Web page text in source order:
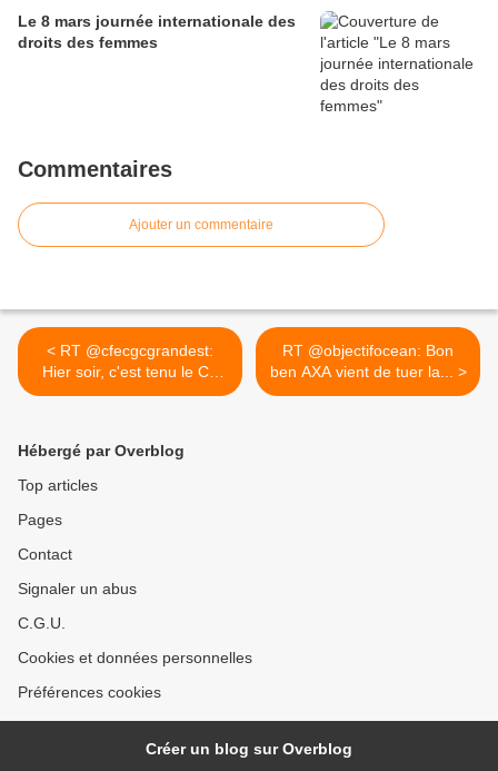
Le 8 mars journée internationale des
droits des femmes
Commentaires
Ajouter un commentaire
< RT @cfecgcgrandest:
Hier soir, c'est tenu le CA
de...
RT @objectifocean: Bon
ben AXA vient de tuer la... >
Hébergé par Overblog
Top articles
Pages
Contact
Signaler un abus
C.G.U.
Cookies et données personnelles
Préférences cookies
Créer un blog sur Overblog